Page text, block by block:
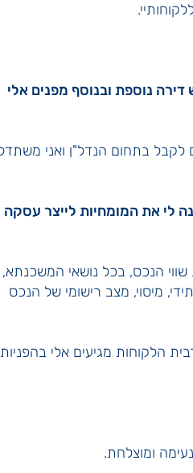
נוספת ובנוסף מפנים אלי
לקבל בתחום הנדל"ן ואני
לי את המומחיות לייצר עסקה
הנכס, בכל נושאי המשכנתא,
מיסוי, מצב רישומי של הנכס
הלקוחות מגיעים אלי בהפניות
ומוצלחת.